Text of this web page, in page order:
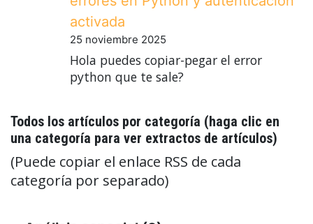
activada
25 noviembre 2025
Hola puedes copiar-pegar el error
python que te sale?
Todos los artículos por categoría (haga clic en
una categoría para ver extractos de artículos)
(Puede copiar el enlace RSS de cada
categoría por separado)